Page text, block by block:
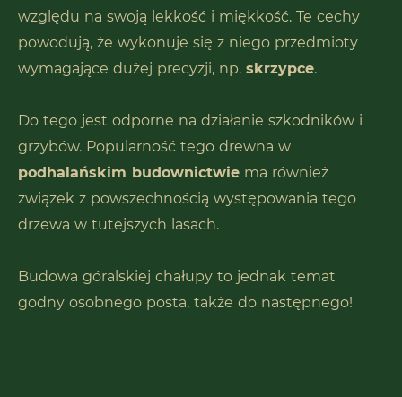
względu na swoją lekkość i miękkość. Te cechy
powodują, że wykonuje się z niego przedmioty
wymagające dużej precyzji, np. skrzypce.
Do tego jest odporne na działanie szkodników i
grzybów. Popularność tego drewna w
podhalańskim budownictwie ma również
związek z powszechnością występowania tego
drzewa w tutejszych lasach.
Budowa góralskiej chałupy to jednak temat
godny osobnego posta, także do następnego!